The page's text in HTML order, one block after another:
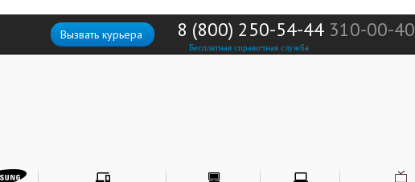
8 (800) 250-54-44 310-00-40
Бесплатная справочная служба
Вызвать курьера